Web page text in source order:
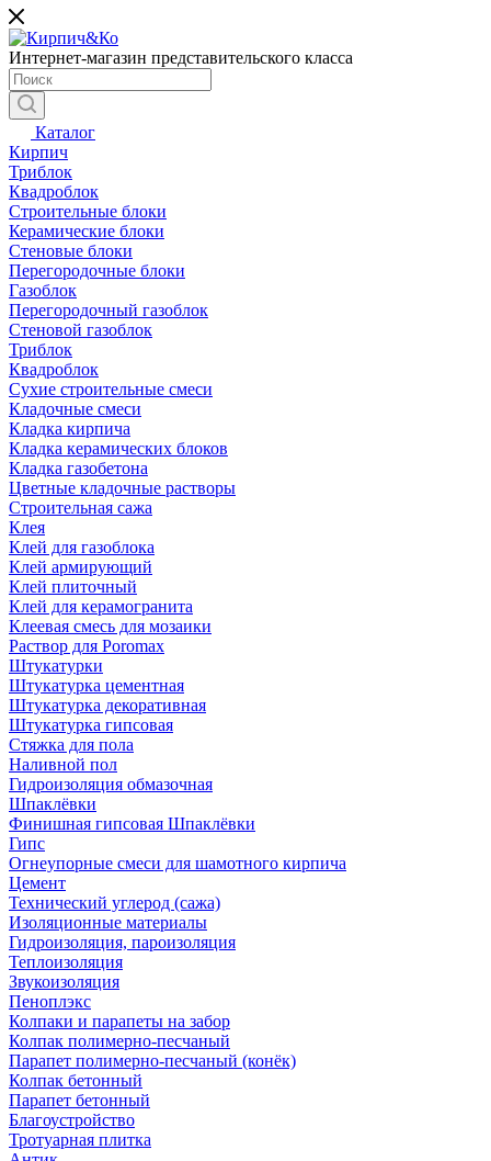
Интернет-магазин представительского класса
Каталог
Кирпич
Триблок
Квадроблок
Строительные блоки
Керамические блоки
Стеновые блоки
Перегородочные блоки
Газоблок
Перегородочный газоблок
Стеновой газоблок
Триблок
Квадроблок
Сухие строительные смеси
Кладочные смеси
Кладка кирпича
Кладка керамических блоков
Кладка газобетона
Цветные кладочные растворы
Строительная сажа
Клея
Клей для газоблока
Клей армирующий
Клей плиточный
Клей для керамогранита
Клеевая смесь для мозаики
Раствор для Poromax
Штукатурки
Штукатурка цементная
Штукатурка декоративная
Штукатурка гипсовая
Стяжка для пола
Наливной пол
Гидроизоляция обмазочная
Шпаклёвки
Финишная гипсовая Шпаклёвки
Гипс
Огнеупорные смеси для шамотного кирпича
Цемент
Технический углерод (сажа)
Изоляционные материалы
Гидроизоляция, пароизоляция
Теплоизоляция
Звукоизоляция
Пеноплэкс
Колпаки и парапеты на забор
Колпак полимерно-песчаный
Парапет полимерно-песчаный (конёк)
Колпак бетонный
Парапет бетонный
Благоустройство
Тротуарная плитка